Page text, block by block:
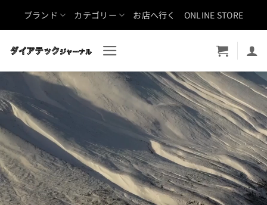
ブランド カテゴリー お店へ行く ONLINE STORE